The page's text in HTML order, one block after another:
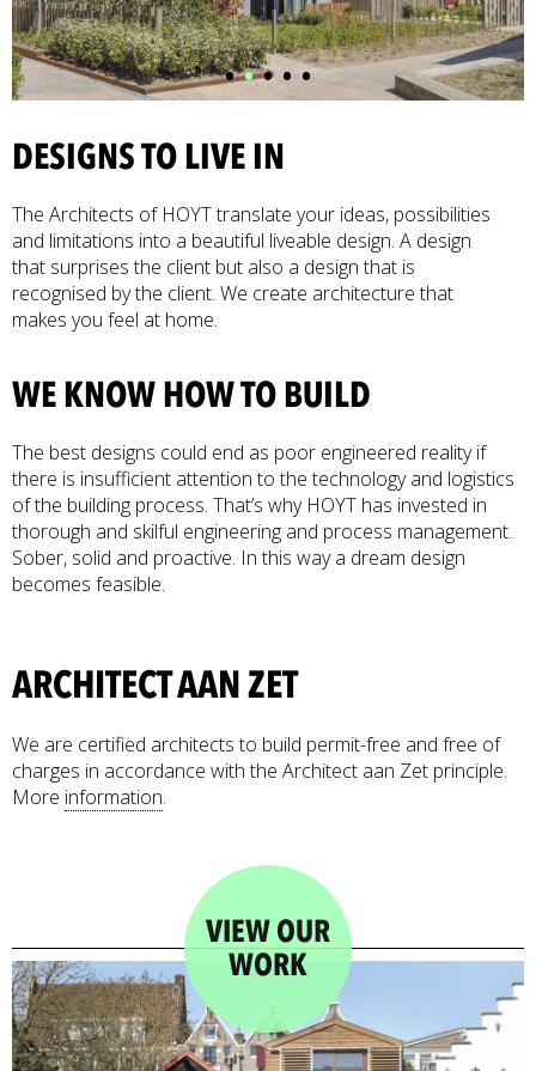
•••••
DESIGNS TO LIVE IN
The Architects of HOYT translate your ideas, possibilities
and limitations into a beautiful liveable design. A design
that surprises the client but also a design that is
recognised by the client. We create architecture that
makes you feel at home.
WE KNOW HOW TO BUILD
The best designs could end as poor engineered reality if
there is insufficient attention to the technology and logistics
of the building process. That’s why HOYT has invested in
thorough and skilful engineering and process management.
Sober, solid and proactive. In this way a dream design
becomes feasible.
ARCHITECT AAN ZET
We are certified architects to build permit-free and free of
charges in accordance with the Architect aan Zet principle.
More information.
VIEW OUR
WORK